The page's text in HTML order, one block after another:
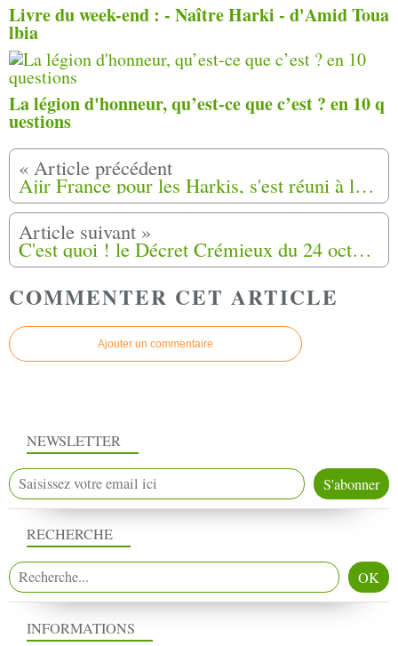
Livre du week-end : - Naître Harki - d'Amid Toua
lbia
La légion d'honneur, qu’est-ce que c’est ? en 10 q
uestions
Ajir France pour les Harkis, s'est réuni à la maison du Maréchal Juin le 12 octobre 2024 en assemblée générale à Aix-en-Provence (13)
C'est quoi ! le Décret Crémieux du 24 octobre 1870
COMMENTER CET ARTICLE
Ajouter un commentaire
NEWSLETTER
RECHERCHE
INFORMATIONS